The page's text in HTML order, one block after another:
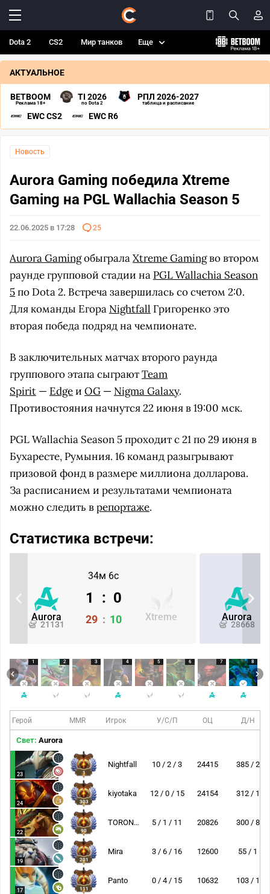
Dota 2 CS2 Мир танков Еще
АКТУАЛЬНОЕ
BETBOOM
Реклама 18+
TI 2026
по Dota 2
РПЛ 2026-2027
таблица и расписание
EWC CS2 EWC R6
Новость
Aurora Gaming победила Xtreme
Gaming на PGL Wallachia Season 5
22.06.2025 в 17:28 25
Aurora GamingобыгралаXtreme Gamingво втором
раунде групповой стадии на PGL Wallachia Season
5по Dota 2. Встреча завершилась со счетом 2:0.
Для команды Егора Nightfall Григоренко это
вторая победа подряд на чемпионате.
В заключительных матчах второго раунда
группового этапа сыграютTeam
Spirit — Edgeи OG — Nigma Galaxy.
Противостояния начнутся 22 июня в 19:00 мск.
PGL Wallachia Season 5 проходит с 21 по 29 июня в
Бухаресте, Румыния. 16 команд разыгрывают
призовой фонд в размере миллиона долларова.
За расписанием и результатами чемпионата
можно следить врепортаже.
Статистика встречи:
34м 6с
Aurora
21131
Xtreme
1 : 0
29 : 10 Aurora
28668
1 2 3 4 5 6 7 8
Герой MMR Игрок У/С/П ОЦ Д/Н
Свет: Aurora
23 1
Nightfall 10 / 2 / 3 24415 385 / 2
24 303
kiyotaka 12 / 0 / 15 24154 312 / 1
22 90
TORONTOTOKYO 5 / 1 / 11 20826 300 / 8
19 201
Mira 3 / 6 / 16 12600 55 / 1
17 111
Panto 0 / 4 / 15 10632 103 / 1